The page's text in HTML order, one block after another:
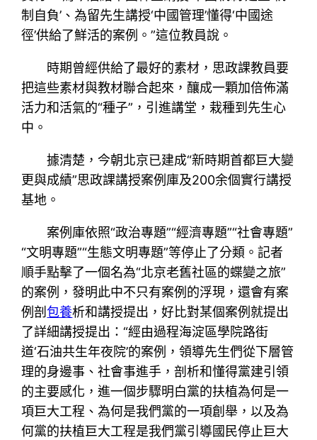
制自負’、為留先生講授‘中國管理’懂得‘中國途
徑’供給了鮮活的案例。”這位教員說。
時期曾經供給了最好的素材，思政課教員要
把這些素材與教材聯合起來，釀成一顆加倍佈滿
活力和活氣的“種子”，引進講堂，栽種到先生心
中。
據清楚，今朝北京已建成“新時期首都巨大變
更與成績”思政課講授案例庫及200余個實行講授
基地。
案例庫依照“政治專題”“經濟專題”“社會專題”
“文明專題”“生態文明專題”等停止了分類。記者
順手點擊了一個名為“北京老舊社區的蝶變之旅”
的案例，發明此中不只有案例的浮現，還會有案
例剖包養析和講授提出，好比對某個案例就提出
了詳細講授提出：“經由過程海淀區學院路街
道‘石油共生年夜院’的案例，領導先生們從下層管
理的身邊事、社會事進手，剖析和懂得黨建引領
的主要感化，進一個步驟明白黨的扶植為何是一
項巨大工程、為何是我們黨的一項創舉，以及為
何黨的扶植巨大工程是我們黨引導國民停止巨大